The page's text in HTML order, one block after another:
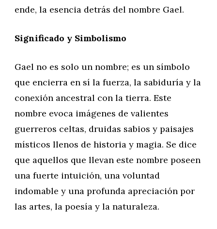
ende, la esencia detrás del nombre Gael.
Significado y Simbolismo
Gael no es solo un nombre; es un símbolo
que encierra en sí la fuerza, la sabiduría y la
conexión ancestral con la tierra. Este
nombre evoca imágenes de valientes
guerreros celtas, druidas sabios y paisajes
místicos llenos de historia y magia. Se dice
que aquellos que llevan este nombre poseen
una fuerte intuición, una voluntad
indomable y una profunda apreciación por
las artes, la poesía y la naturaleza.